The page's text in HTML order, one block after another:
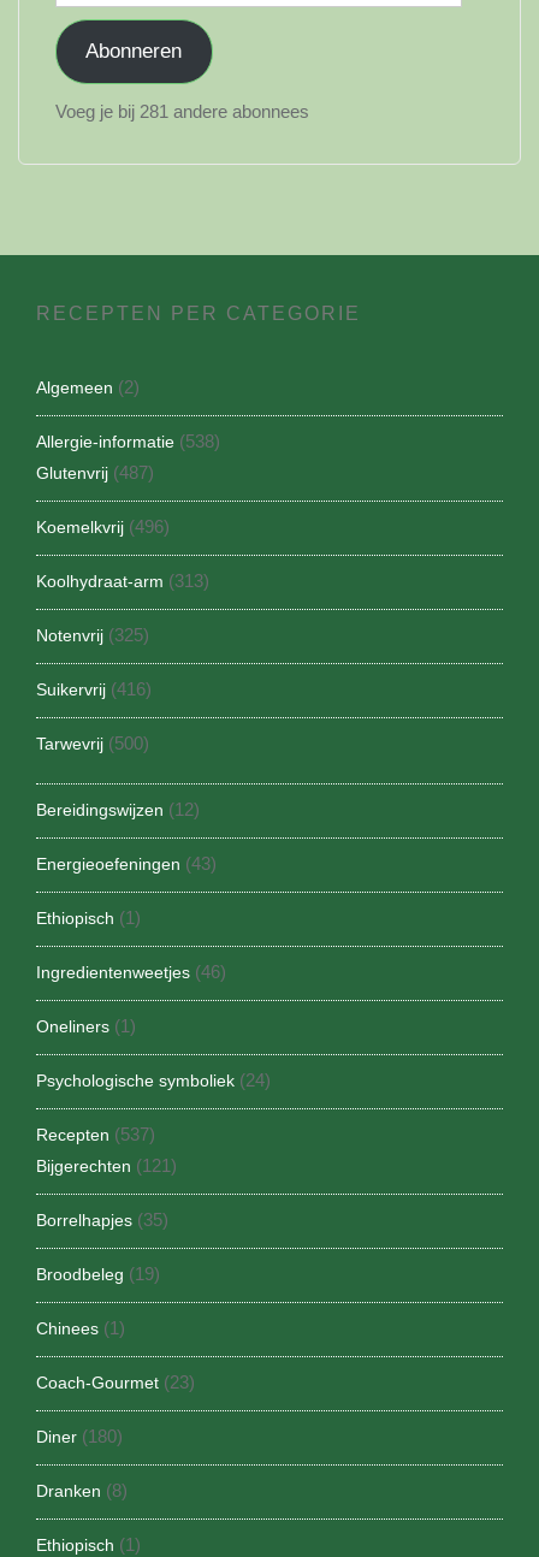
Abonneren
Voeg je bij 281 andere abonnees
RECEPTEN PER CATEGORIE
Algemeen (2)
Allergie-informatie (538)
Glutenvrij (487)
Koemelkvrij (496)
Koolhydraat-arm (313)
Notenvrij (325)
Suikervrij (416)
Tarwevrij (500)
Bereidingswijzen (12)
Energieoefeningen (43)
Ethiopisch (1)
Ingredientenweetjes (46)
Oneliners (1)
Psychologische symboliek (24)
Recepten (537)
Bijgerechten (121)
Borrelhapjes (35)
Broodbeleg (19)
Chinees (1)
Coach-Gourmet (23)
Diner (180)
Dranken (8)
Ethiopisch (1)